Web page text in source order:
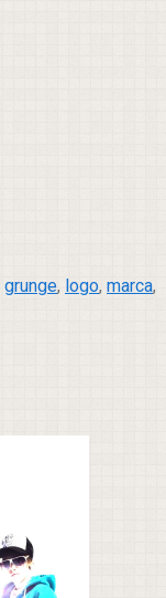
grunge, logo, marca,